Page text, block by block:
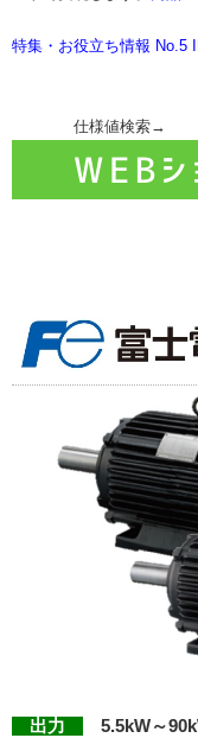
特集・お役立ち情報 No.5
仕様値検索→
出力 5.5kW～